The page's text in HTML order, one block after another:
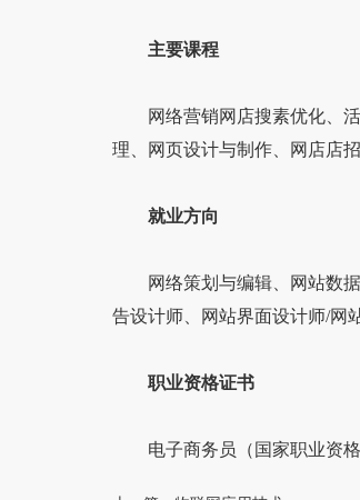
主要课程
网络营销网店搜素优化、活
理、网页设计与制作、网店店
就业方向
网络策划与编辑、网站数据
告设计师、网站界面设计师/网
职业资格证书
电子商务员（国家职业资格